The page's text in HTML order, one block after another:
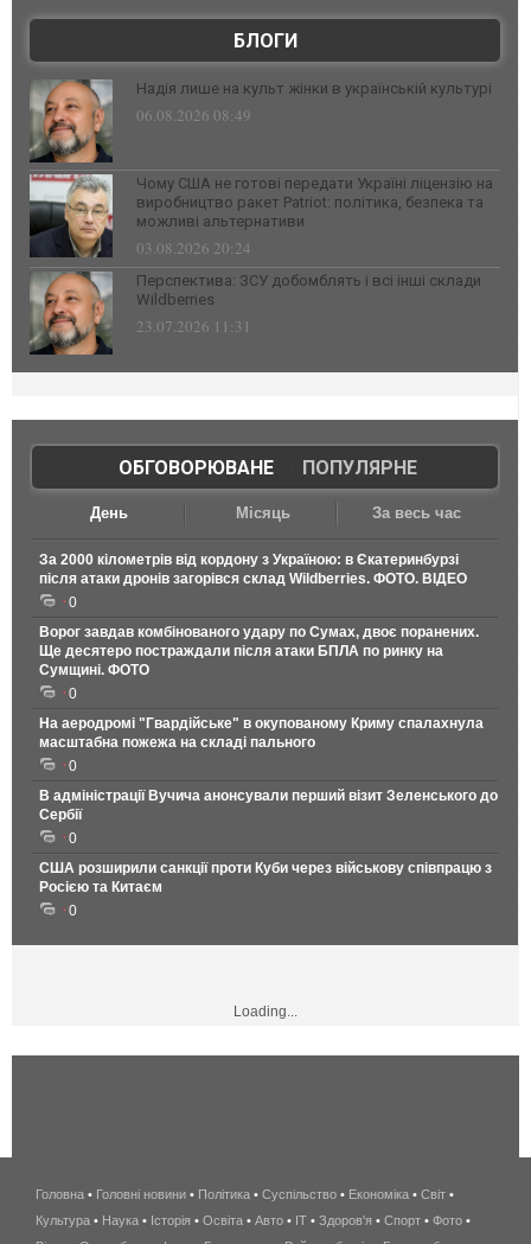
БЛОГИ
Надія лише на культ жінки в українській культурі
06.08.2026 08:49
Чому США не готові передати Україні ліцензію на
виробництво ракет Patriot: політика, безпека та
можливі альтернативи
03.08.2026 20:24
Перспектива: ЗСУ добомблять і всі інші склади
Wildberries
23.07.2026 11:31
ОБГОВОРЮВАНЕ| ПОПУЛЯРНЕ
День Місяць За весь час
За 2000 кілометрів від кордону з Україною: в Єкатеринбурзі
після атаки дронів загорівся склад Wildberries. ФОТО. ВІДЕО
0
Ворог завдав комбінованого удару по Сумах, двоє поранених.
Ще десятеро постраждали після атаки БПЛА по ринку на
Сумщині. ФОТО
0
На аеродромі "Гвардійське" в окупованому Криму спалахнула
масштабна пожежа на складі пального
0
В адміністрації Вучича анонсували перший візит Зеленського до
Сербії
0
США розширили санкції проти Куби через військову співпрацю з
Росією та Китаєм
0
Loading...
беспроводной
интернет
Головна • Головні новини • Політика • Суспільство • Економіка • Світ •
Культура • Наука • Історія • Освіта • Авто • IT • Здоров'я • Спорт • Фото •